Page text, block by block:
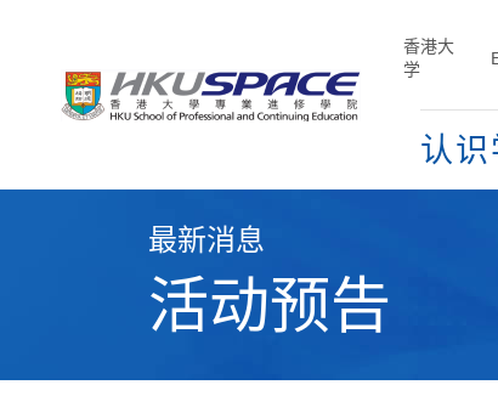
香港大
学
认识
最新消息
活动预告